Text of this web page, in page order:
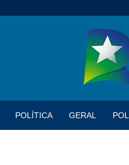
POLÍTICA GERAL